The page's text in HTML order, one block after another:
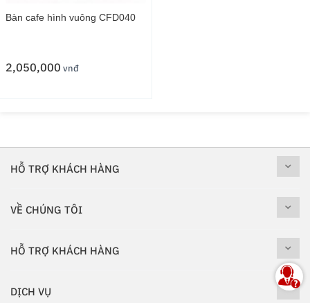
Bàn cafe hình vuông CFD040
2,050,000 vnđ
HỖ TRỢ KHÁCH HÀNG
VỀ CHÚNG TÔI
HỖ TRỢ KHÁCH HÀNG
DỊCH VỤ